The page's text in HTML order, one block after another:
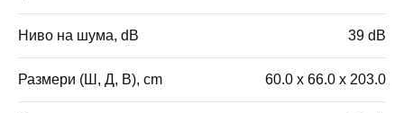
Ниво на шума, dB 39 dB
Размери (Ш, Д, В), cm 60.0 x 66.0 x 203.0